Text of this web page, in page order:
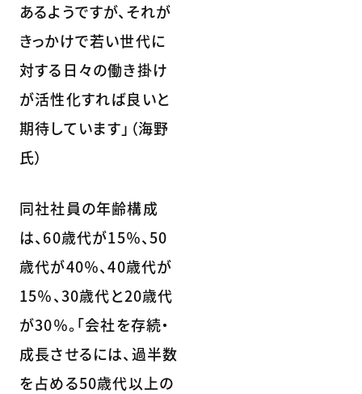
あるようですが、それが
きっかけで若い世代に
対する日々の働き掛け
が活性化すれば良いと
期待しています」（海野
氏）
同社社員の年齢構成
は、60歳代が15％、50
歳代が40％、40歳代が
15％、30歳代と20歳代
が30％。「会社を存続・
成長させるには、過半数
を占める50歳代以上の